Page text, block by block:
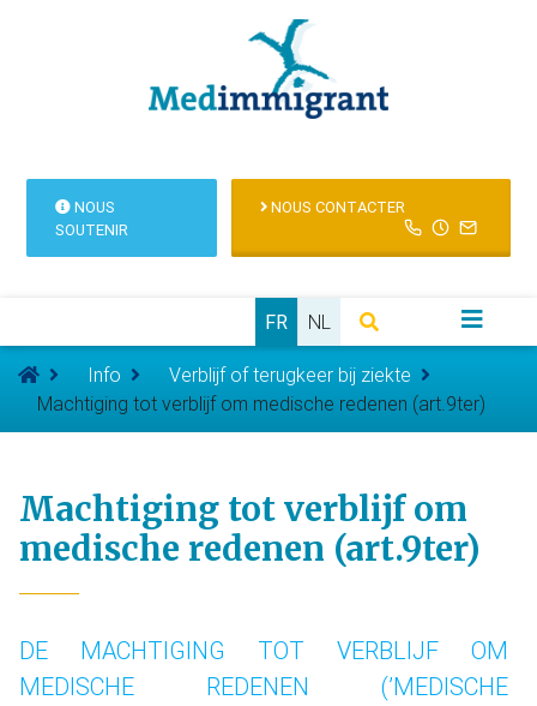
NOUS
SOUTENIR
NOUS CONTACTER
FR NL
Info
Verblijf of terugkeer bij ziekte
Machtiging tot verblijf om medische redenen (art.9ter)
Machtiging tot verblijf om
medische redenen (art.9ter)
DE MACHTIGING TOT VERBLIJF OM
MEDISCHE REDENEN (’MEDISCHE